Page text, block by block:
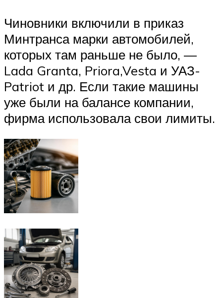
Чиновники включили в приказ
Минтранса марки автомобилей,
которых там раньше не было, —
Lada Granta, Priora,Vesta и УАЗ-
Patriot и др. Если такие машины
уже были на балансе компании,
фирма использовала свои лимиты.